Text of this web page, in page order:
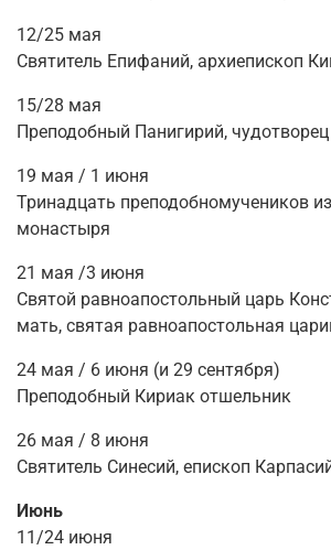
12/25 мая
Святитель Епифаний, архиепископ
15/28 мая
Преподобный Панигирий,
19 мая / 1 июня
Тринадцать преподобномучеников
монастыря
21 мая /3 июня
Святой равноапостольный царь
мать, святая равноапостольная
24 мая / 6 июня (и 29 сентября)
Преподобный Кириак отшельник
26 мая / 8 июня
Святитель Синесий, епископ
Июнь
11/24 июня